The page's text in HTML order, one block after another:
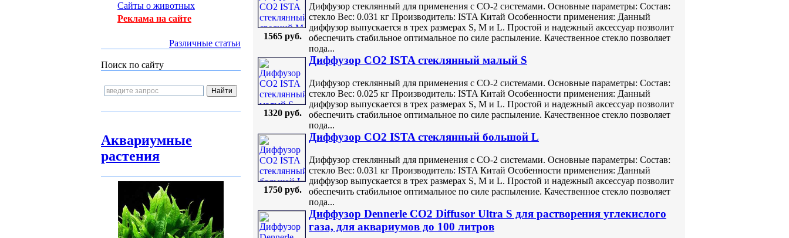
Сайты о животных
Реклама на сайте
Различные статьи
Поиск по сайту
Аквариумные
растения
1565 руб.
Диффузор стеклянный для применения с СО-2 системами. Основные параметры: Состав:
стекло Вес: 0.031 кг Производитель: ISTA Китай Особенности применения: Данный
диффузор выпускается в трех размерах S, M и L. Простой и надежный аксессуар позволит
обеспечить стабильное оптимальное по силе распыление. Качественное стекло позволяет
пода...
1320 руб.
Диффузор СО2 ISTA стеклянный малый S
Диффузор стеклянный для применения с СО-2 системами. Основные параметры: Состав:
стекло Вес: 0.025 кг Производитель: ISTA Китай Особенности применения: Данный
диффузор выпускается в трех размерах S, M и L. Простой и надежный аксессуар позволит
обеспечить стабильное оптимальное по силе распыление. Качественное стекло позволяет
пода...
1750 руб.
Диффузор СО2 ISTA стеклянный большой L
Диффузор стеклянный для применения с СО-2 системами. Основные параметры: Состав:
стекло Вес: 0.031 кг Производитель: ISTA Китай Особенности применения: Данный
диффузор выпускается в трех размерах S, M и L. Простой и надежный аксессуар позволит
обеспечить стабильное оптимальное по силе распыление. Качественное стекло позволяет
пода...
Диффузор Dennerle CO2 Diffusor Ultra S для растворения углекислого
газа, для аквариумов до 100 литров